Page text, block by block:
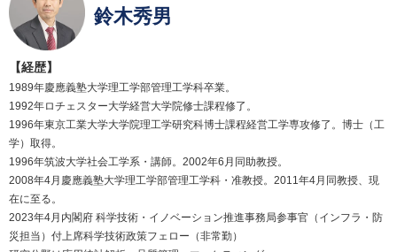
鈴木秀男
【経歴】
1989年慶應義塾大学理工学部管理工学科卒業。
1992年ロチェスター大学経営大学院修士課程修了。
1996年東京工業大学大学院理工学研究科博士課程経営工学専攻修了。博士（工
学）取得。
1996年筑波大学社会工学系・講師。2002年6月同助教授。
2008年4月慶應義塾大学理工学部管理工学科・准教授。2011年4月同教授、現
在に至る。
2023年4月内閣府 科学技術・イノベーション推進事務局参事官（インフラ・防
災担当）付上席科学技術政策フェロー（非常勤）